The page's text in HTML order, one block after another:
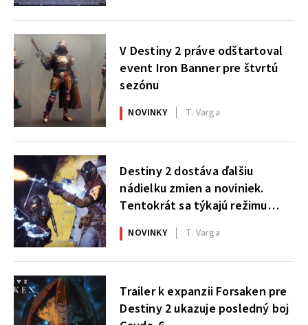
V Destiny 2 práve odštartoval
event Iron Banner pre štvrtú
sezónu
NOVINKY T. Varga
Destiny 2 dostáva ďalšiu
nádielku zmien a noviniek.
Tentokrát sa týkajú režimu
Gambit
NOVINKY T. Varga
Trailer k expanzii Forsaken pre
Destiny 2 ukazuje posledný boj